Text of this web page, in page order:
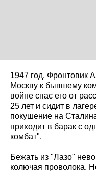
1947 год. Фронтовик
Москву к бывшему
войне спас его от
25 лет и сидит в
покушение на
приходит в барак с
комбат".
Бежать из "Лазо"
колючая проволока.